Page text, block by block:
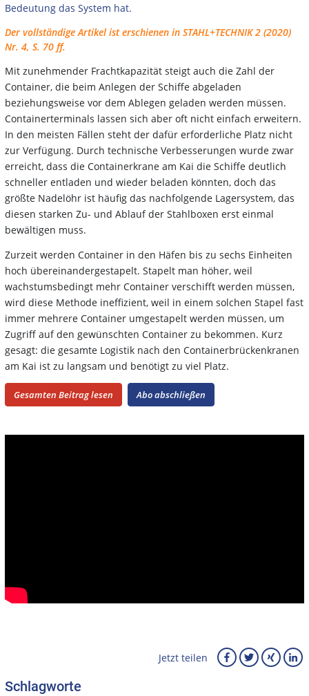
Bedeutung das System hat.
Der vollständige Artikel ist erschienen in STAHL+TECHNIK 2 (2020)
Nr. 4, S. 70 ff.
Mit zunehmender Frachtkapazität steigt auch die Zahl der
Container, die beim Anlegen der Schiffe abgeladen
beziehungsweise vor dem Ablegen geladen werden müssen.
Containerterminals lassen sich aber oft nicht einfach erweitern.
In den meisten Fällen steht der dafür erforderliche Platz nicht
zur Verfügung. Durch technische Verbesserungen wurde zwar
erreicht, dass die Containerkrane am Kai die Schiffe deutlich
schneller entladen und wieder beladen könnten, doch das
größte Nadelöhr ist häufig das nachfolgende Lagersystem, das
diesen starken Zu- und Ablauf der Stahlboxen erst einmal
bewältigen muss.
Zurzeit werden Container in den Häfen bis zu sechs Einheiten
hoch übereinandergestapelt. Stapelt man höher, weil
wachstumsbedingt mehr Container verschifft werden müssen,
wird diese Methode ineffizient, weil in einem solchen Stapel fast
immer mehrere Container umgestapelt werden müssen, um
Zugriff auf den gewünschten Container zu bekommen. Kurz
gesagt: die gesamte Logistik nach den Containerbrückenkranen
am Kai ist zu langsam und benötigt zu viel Platz.
Gesamten Beitrag lesen Abo abschließen
Jetzt teilen
Schlagworte